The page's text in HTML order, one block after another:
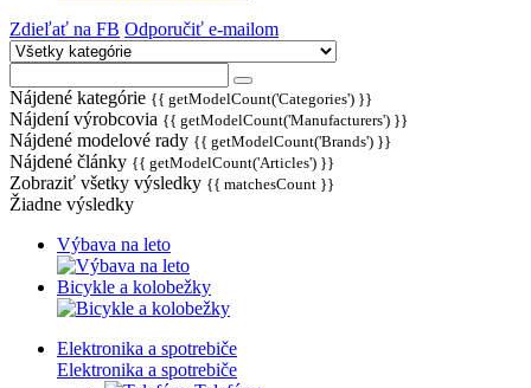
Zdieľať na FB Odporučiť e-mailom
Nájdené kategórie {{ getModelCount('Categories') }}
Nájdení výrobcovia {{ getModelCount('Manufacturers') }}
Nájdené modelové rady {{ getModelCount('Brands') }}
Nájdené články {{ getModelCount('Articles') }}
Zobraziť všetky výsledky {{ matchesCount }}
Žiadne výsledky
Výbava na leto
Bicykle a kolobežky
Elektronika a spotrebiče
Elektronika a spotrebiče